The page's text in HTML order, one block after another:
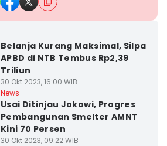
Belanja Kurang Maksimal, Silpa
APBD di NTB Tembus Rp2,39
Triliun
30 Okt 2023, 16:00 WIB
News
Usai Ditinjau Jokowi, Progres
Pembangunan Smelter AMNT
Kini 70 Persen
30 Okt 2023, 09:22 WIB